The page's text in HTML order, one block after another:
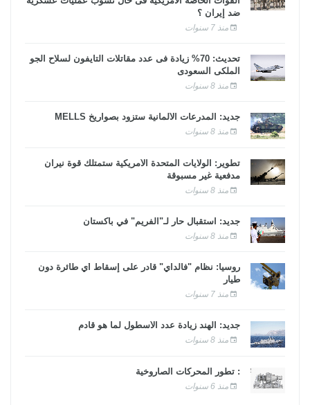
ضد إيران ؟
منذ 7 سنوات
تحديث: 70% زيادة فى عدد مقاتلات التايفون لسلاح الجو
الملكى السعودى
منذ 8 سنوات
جديد: المدرعات الألمانية ستزود بصواريخ MELLS
منذ 8 سنوات
تطوير: الولايات المتحدة الأمريكية ستمتلك قوة نيران
مدفعية غير مسبوقة
منذ 8 سنوات
جديد: استقبال حار لـ"الفريم" في باكستان
منذ 8 سنوات
روسيا: نظام "فالداي" قادر على إسقاط أي طائرة دون
طيار
منذ 7 سنوات
جديد: الهند زيادة عدد الأسطول لما هو قادم
منذ 8 سنوات
: تطور المحركات الصاروخية
منذ 6 سنوات